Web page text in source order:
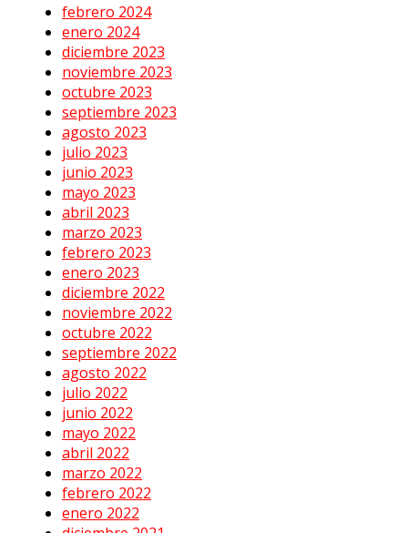
febrero 2024
enero 2024
diciembre 2023
noviembre 2023
octubre 2023
septiembre 2023
agosto 2023
julio 2023
junio 2023
mayo 2023
abril 2023
marzo 2023
febrero 2023
enero 2023
diciembre 2022
noviembre 2022
octubre 2022
septiembre 2022
agosto 2022
julio 2022
junio 2022
mayo 2022
abril 2022
marzo 2022
febrero 2022
enero 2022